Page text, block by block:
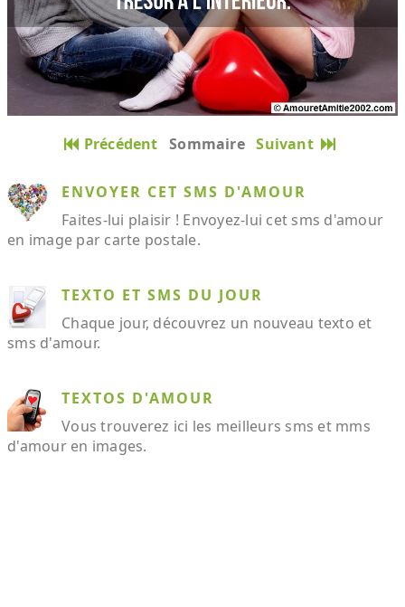
Précédent Sommaire Suivant
ENVOYER CET SMS D'AMOUR
Faites-lui plaisir ! Envoyez-lui cet sms d'amour
en image par carte postale.
TEXTO ET SMS DU JOUR
Chaque jour, découvrez un nouveau texto et
sms d'amour.
TEXTOS D'AMOUR
Vous trouverez ici les meilleurs sms et mms
d'amour en images.